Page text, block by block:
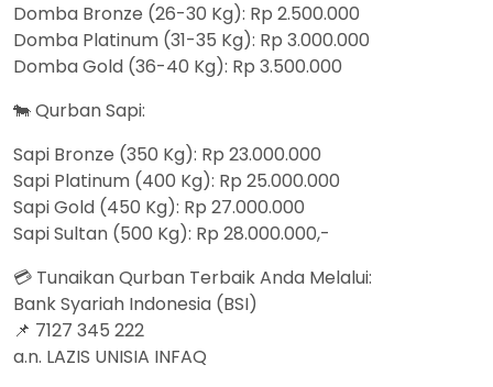
Domba Bronze (26-30 Kg): Rp 2.500.000
Domba Platinum (31-35 Kg): Rp 3.000.000
Domba Gold (36-40 Kg): Rp 3.500.000
🐄 Qurban Sapi:
Sapi Bronze (350 Kg): Rp 23.000.000
Sapi Platinum (400 Kg): Rp 25.000.000
Sapi Gold (450 Kg): Rp 27.000.000
Sapi Sultan (500 Kg): Rp 28.000.000,-
💳 Tunaikan Qurban Terbaik Anda Melalui:
Bank Syariah Indonesia (BSI)
📌 7127 345 222
a.n. LAZIS UNISIA INFAQ